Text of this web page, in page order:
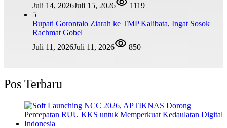
Juli 14, 2026Juli 15, 2026
1119
5
Bupati Gorontalo Ziarah ke TMP Kalibata, Ingat Sosok
Rachmat Gobel
Juli 11, 2026Juli 11, 2026 850
Pos Terbaru